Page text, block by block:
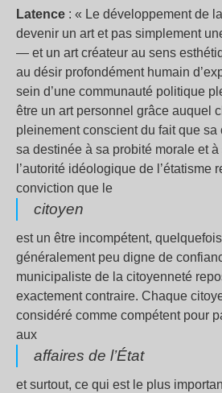
Latence : « Le développement de
devenir un art et pas simplement
— et un art créateur au sens
au désir profondément humain
sein d’une communauté politique
être un art personnel grâce auquel
pleinement conscient du fait que sa
sa destinée à sa probité morale et
l’autorité idéologique de l’étatisme
conviction que le
citoyen
est un être incompétent,
généralement peu digne de
municipaliste de la citoyenneté
exactement contraire. Chaque
considéré comme compétent pour
aux
affaires de l’État
et surtout, ce qui est le plus